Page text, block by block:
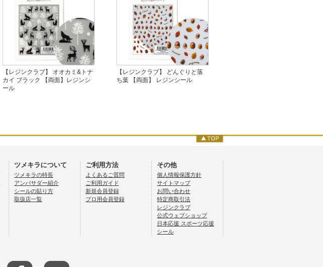
【レジンクラブ】 オオカミ&トナ
カイ ブラック 【両面】レジンシ
ール
【レジンクラブ】 どんぐりと落
ち葉 【両面】 レジンシール
ツメキラについて
ツメキラの特長
アンバサダー紹介
シールの貼り方
取扱店一覧
ご利用方法
よくあるご質問
ご利用ガイド
新規会員登録
プロ用会員登録
その他
個人情報保護方針
サイトマップ
お問い合わせ
特定商取引法
レジンクラブ
公式ウェブショップ
日本応援 スポーツ応援
シール